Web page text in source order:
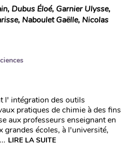
Dubus Éloé, Garnier Ulysse,
Naboulet Gaëlle, Nicolas
l' intégration des outils
pratiques de chimie à des fins
aux professeurs enseignant en
grandes écoles, à l'université,
LIRE LA SUITE